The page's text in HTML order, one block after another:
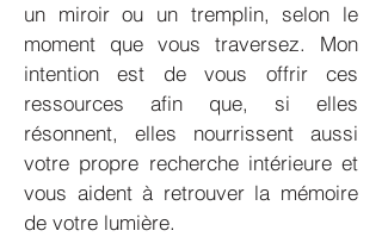
un miroir ou un tremplin, selon le
moment que vous traversez. Mon
intention est de vous offrir ces
ressources afin que, si elles
résonnent, elles nourrissent aussi
votre propre recherche intérieure et
vous aident à retrouver la mémoire
de votre lumière.